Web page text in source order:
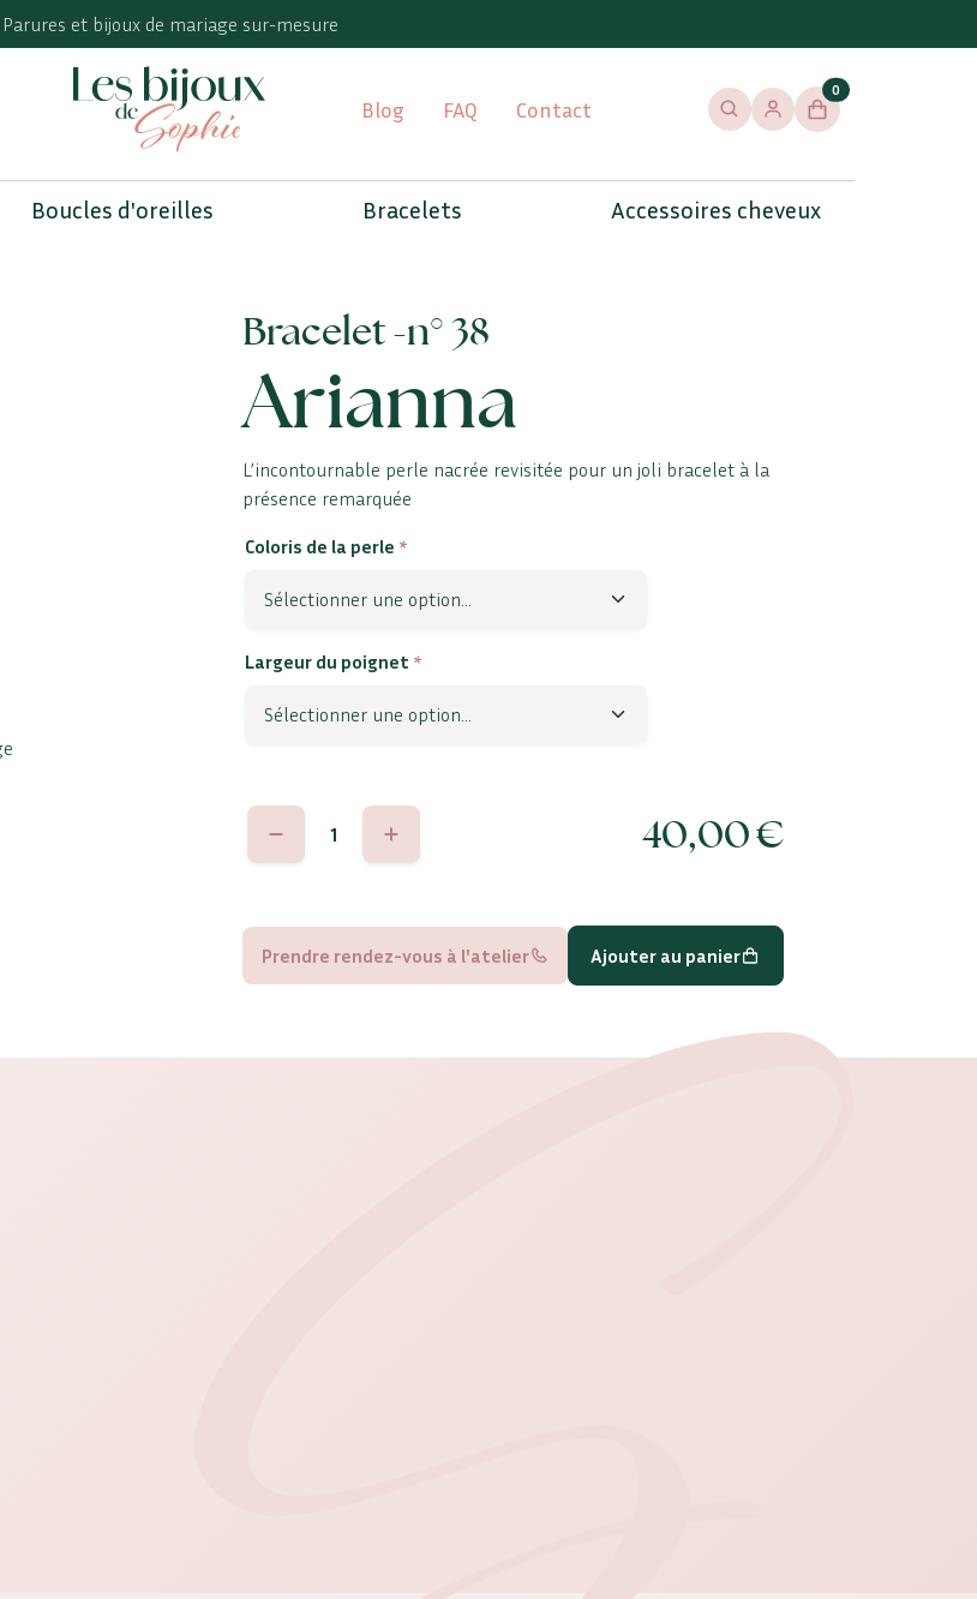
Parures et bijoux de mariage sur-mesure
Blog FAQ Contact RechercherSe connecter / s'inscrire
Panier
0
Boucles d'oreilles Bracelets Accessoires cheveux
Bracelet -n° 38
Arianna
L’incontournable perle nacrée revisitée pour un joli bracelet à la
présence remarquée
Coloris de la perle *
Largeur du poignet *
quantité
40,00€
Prendre rendez-vous à l'atelier Ajouter au panier